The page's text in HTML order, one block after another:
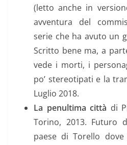
(letto anche in
avventura del
serie che ha avuto un
Scritto bene ma, a
vede i morti, i
po’ stereotipati e la
Luglio 2018.
La penultima città di
Torino, 2013. Futuro
paese di Torello